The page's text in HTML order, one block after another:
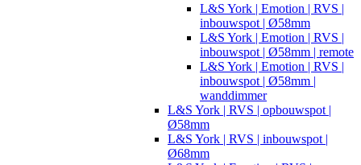
L&S York | Emotion | RVS |
inbouwspot | Ø58mm
L&S York | Emotion | RVS |
inbouwspot | Ø58mm | remote
L&S York | Emotion | RVS |
inbouwspot | Ø58mm |
wanddimmer
L&S York | RVS | opbouwspot |
Ø58mm
L&S York | RVS | inbouwspot |
Ø68mm